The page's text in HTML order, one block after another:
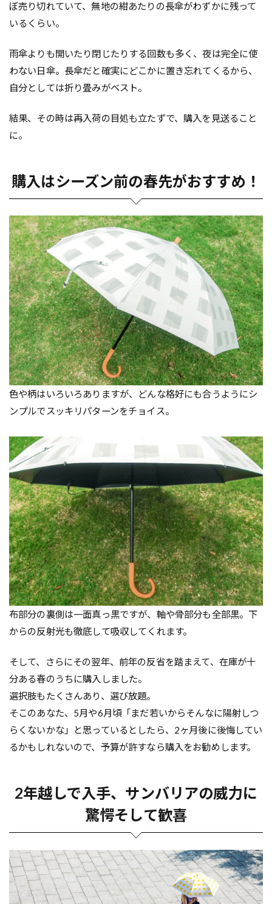
ぼ売り切れていて、無地の紺あたりの長傘がわずかに残って
いるくらい。
雨傘よりも開いたり閉じたりする回数も多く、夜は完全に使
わない日傘。長傘だと確実にどこかに置き忘れてくるから、
自分としては折り畳みがベスト。
結果、その時は再入荷の目処も立たずで、購入を見送ること
に。
購入はシーズン前の春先がおすすめ！
色や柄はいろいろありますが、どんな格好にも合うようにシ
ンプルでスッキリパターンをチョイス。
布部分の裏側は一面真っ黒ですが、軸や骨部分も全部黒。下
からの反射光も徹底して吸収してくれます。
そして、さらにその翌年、前年の反省を踏まえて、在庫が十
分ある春のうちに購入しました。
選択肢もたくさんあり、選び放題。
そこのあなた、5月や6月頃「まだ若いからそんなに陽射しつ
らくないかな」と思っているとしたら、2ヶ月後に後悔してい
るかもしれないので、予算が許すなら購入をお勧めします。
2年越しで入手、サンバリアの威力に
驚愕そして歓喜